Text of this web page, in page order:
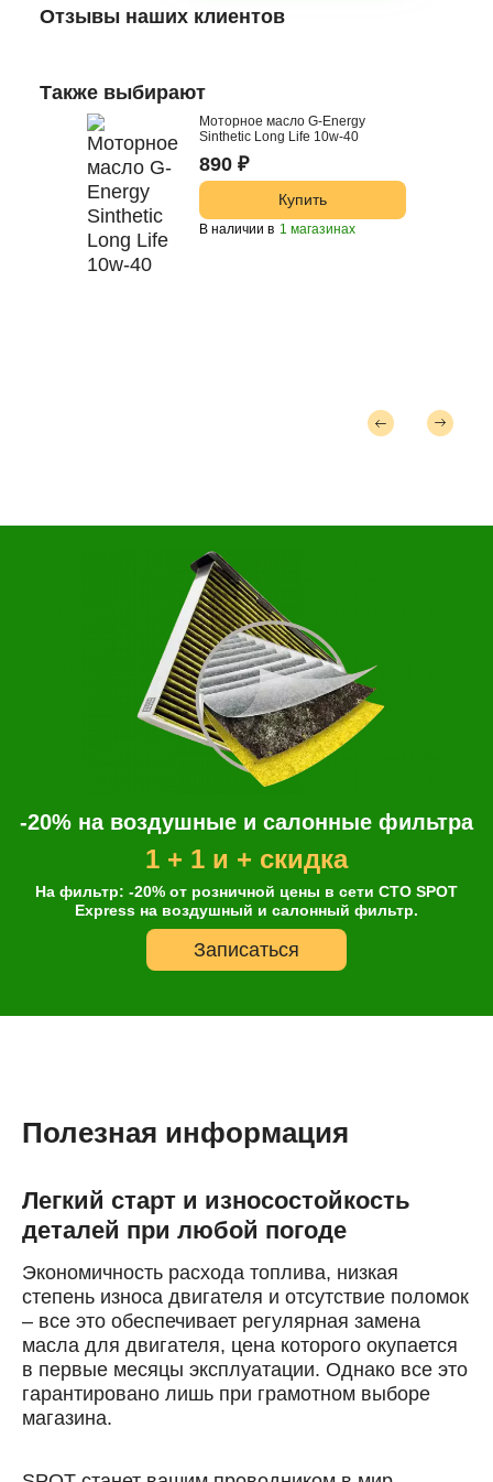
Отзывы наших клиентов
Также выбирают
Моторное масло G-Energy
Sinthetic Long Life 10w-40
890 ₽
Купить
В наличии в 1 магазинах
-20% на воздушные и салонные фильтра
1 + 1 и + скидка
На фильтр: -20% от розничной цены в сети СТО SPOT
Express на воздушный и салонный фильтр.
Записаться
Полезная информация
Легкий старт и износостойкость
деталей при любой погоде
Экономичность расхода топлива, низкая
степень износа двигателя и отсутствие поломок
– все это обеспечивает регулярная замена
масла для двигателя, цена которого окупается
в первые месяцы эксплуатации. Однако все это
гарантировано лишь при грамотном выборе
магазина.